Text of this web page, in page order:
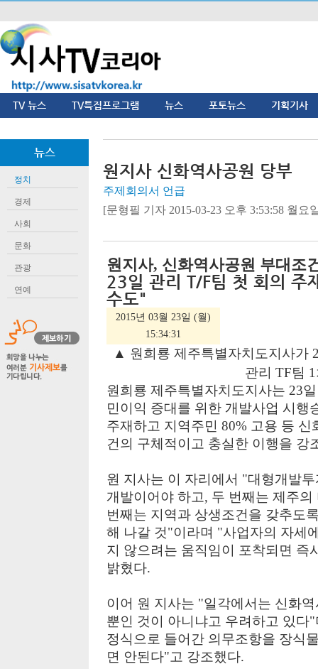
TV 뉴스 TV특집프로그램 뉴스 포토뉴스 기획기사
뉴스
정치
경제
사회
문화
관광
연예
원지사 신화역사공원 당부
주제회의서 언급
[문형필 기자 2015-03-23 오후 3:53:58 월요
원지사, 신화역사공원 부대조
23일 관리 T/F팀 첫 회의 주
수도"
2015년 03월 23일 (월)
15:34:31
▲ 원희룡 제주특별자치도지사가
관리 TF팀
원희룡 제주특별자치도지사는 23
민이익 증대를 위한 개발사업 시행
주재하고 지역주민 80% 고용 등
건의 구체적이고 충실한 이행을 강
원 지사는 이 자리에서 "대형개발
개발이어야 하고, 두 번째는 제주
번째는 지역과 상생조건을 갖추도
해 나갈 것"이라며 "사업자의 자세
지 않으려는 움직임이 포착되면 즉
밝혔다.
이어 원 지사는 "일각에서는 신화
뿐인 것이 아니냐고 우려하고 있다
정식으로 들어간 의무조항을 장식
면 안된다"고 강조했다.